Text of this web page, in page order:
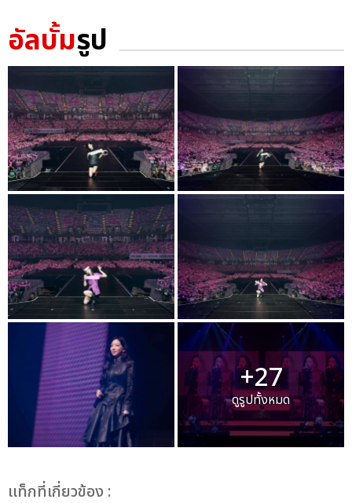
อัลบั้มรูป
+27
ดูรูปทั้งหมด
เเท็กที่เกี่ยวข้อง :